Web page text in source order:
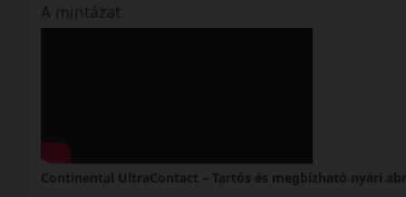
A mintázat
Continental UltraContact – Tartós és megbízható nyári